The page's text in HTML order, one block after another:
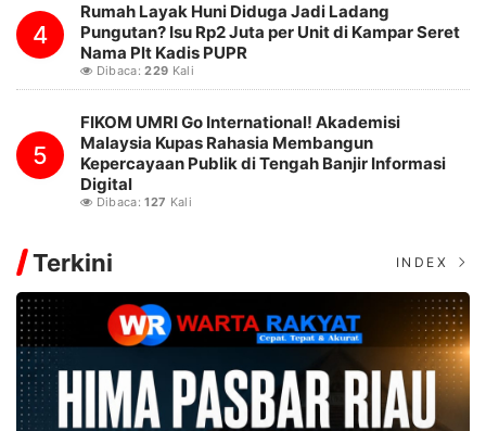
4
Rumah Layak Huni Diduga Jadi Ladang
Pungutan? Isu Rp2 Juta per Unit di Kampar Seret
Nama Plt Kadis PUPR
Dibaca:229 Kali
5
FIKOM UMRI Go International! Akademisi
Malaysia Kupas Rahasia Membangun
Kepercayaan Publik di Tengah Banjir Informasi
Digital
Dibaca:127 Kali
Terkini INDEX